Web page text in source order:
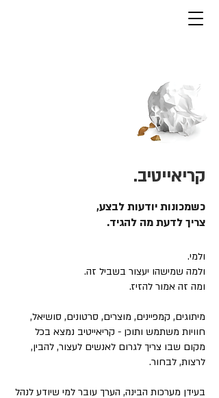
קריאייטיב.
כשמכונות יודעות לבצע,
צריך לדעת מה להגיד.
ולמי.
ולמה שמישהו יעצור בשביל זה.
ומה זה אמור להזיז.
מיתוגים, קמפיינים, מוצרים, סרטונים, סושיאל,
חוויות משתמש ותוכן - קריאייטיב נמצא בכל
מקום שבו צריך לגרום לאנשים לעצור, להבין,
לרצות, לבחור.
בעידן מערכות הבינה, הערך עובר למי שיודע לנהל